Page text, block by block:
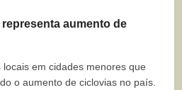
aumento de
em cidades menores que
o aumento de ciclovias no país.